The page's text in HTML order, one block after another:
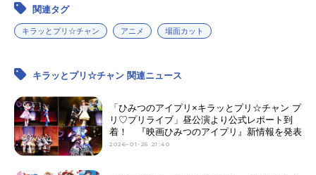
関連タグ
キラッとプリ☆チャン アニメ 場面カット
キラッとプリ☆チャン 関連ニュース
「ひみつのアイプリ×キラッとプリ☆チャン プ
リ♡プリライブ」昼公演より公式レポート到
着！ 『映画ひみつのアイプリ』新情報を発表
2026-01-25 21:40